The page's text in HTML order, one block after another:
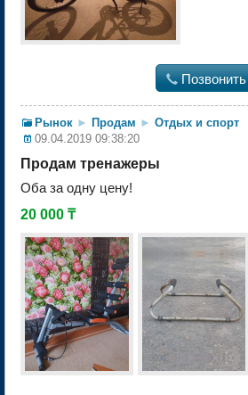
 Позвонить
Рынок ► Продам ► Отдых и спорт
09.04.2019 09:38:20
Продам тренажеры
Оба за одну цену!
20 000 ₸